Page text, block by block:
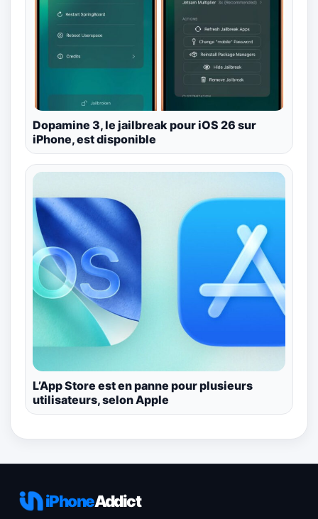
Dopamine 3, le jailbreak pour iOS 26 sur
iPhone, est disponible
L’App Store est en panne pour plusieurs
utilisateurs, selon Apple
iPhoneAddict